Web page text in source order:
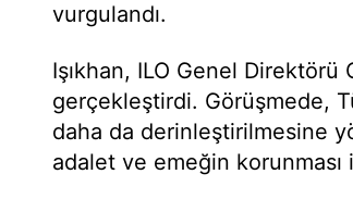
vurgulandı.
Işıkhan, ILO Genel
gerçekleştirdi. Görüşmede,
daha da derinleştirilmesine
adalet ve emeğin korunması